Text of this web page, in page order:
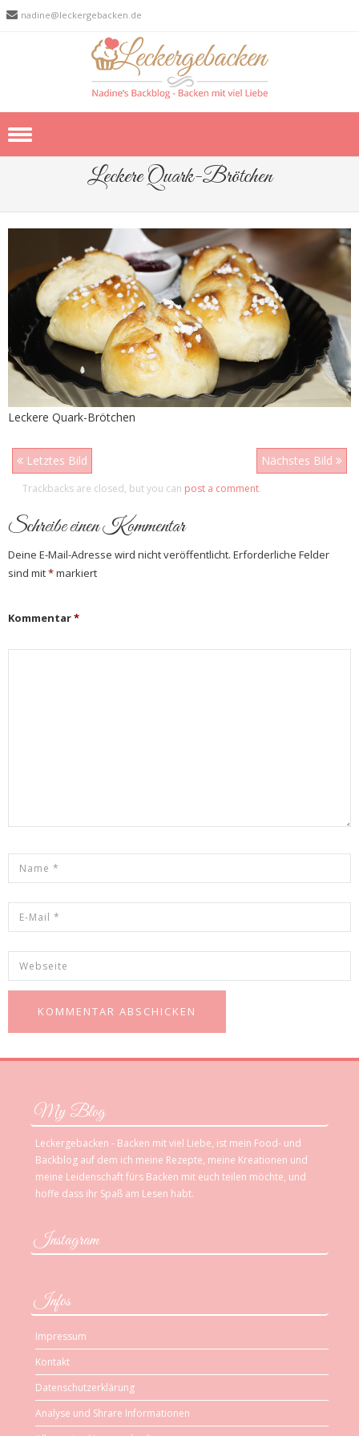
nadine@leckergebacken.de
Leckere Quark-Brötchen
Leckere Quark-Brötchen
Letztes Bild Nächstes Bild
Trackbacks are closed, but you can post a comment.
Schreibe einen Kommentar
Deine E-Mail-Adresse wird nicht veröffentlicht. Erforderliche Felder
sind mit*markiert
Kommentar*
My Blog
Leckergebacken - Backen mit viel Liebe, ist mein Food- und
Backblog auf dem ich meine Rezepte, meine Kreationen und
meine Leidenschaft fürs Backen mit euch teilen möchte, und
hoffe dass ihr Spaß am Lesen habt.
Instagram
Infos
Impressum
Kontakt
Datenschutzerklärung
Analyse und Shrare Informationen